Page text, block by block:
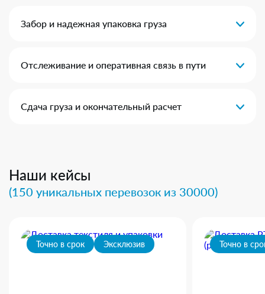
Забор и надежная упаковка груза
Отслеживание и оперативная связь в пути
Сдача груза и окончательный расчет
Наши кейсы
(150 уникальных перевозок из 30000)
Точно в срок Эксклюзив Точно в